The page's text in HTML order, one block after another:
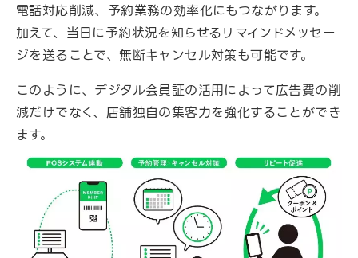
電話対応削減、予約業務の効率化にもつながります。
加えて、当日に予約状況を知らせるリマインドメッセー
ジを送ることで、無断キャンセル対策も可能です。
このように、デジタル会員証の活用によって広告費の削
減だけでなく、店舗独自の集客力を強化することができ
ます。